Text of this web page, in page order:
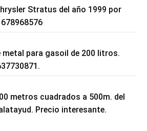
Stratus del año 1999 por
metal para gasoil de 200 litros.
metros cuadrados a 500m. del
Precio interesante.